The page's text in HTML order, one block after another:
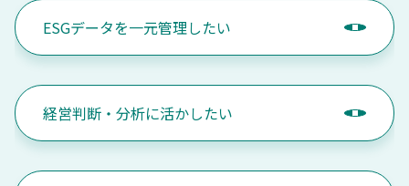
ESGデータを一元管理したい
経営判断・分析に活かしたい